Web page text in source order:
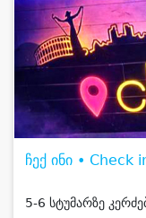
ჩექ ინი • Check
5-6 სტუმარზე